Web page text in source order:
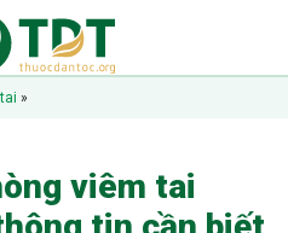
»
viêm tai